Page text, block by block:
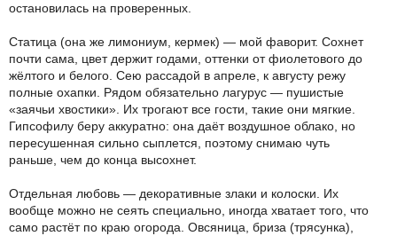
остановилась на проверенных.
Статица (она же лимониум, кермек) — мой фаворит. Сохнет
почти сама, цвет держит годами, оттенки от фиолетового до
жёлтого и белого. Сею рассадой в апреле, к августу режу
полные охапки. Рядом обязательно лагурус — пушистые
«заячьи хвостики». Их трогают все гости, такие они мягкие.
Гипсофилу беру аккуратно: она даёт воздушное облако, но
пересушенная сильно сыплется, поэтому снимаю чуть
раньше, чем до конца высохнет.
Отдельная любовь — декоративные злаки и колоски. Их
вообще можно не сеять специально, иногда хватает того, что
само растёт по краю огорода. Овсяница, бриза (трясунка),